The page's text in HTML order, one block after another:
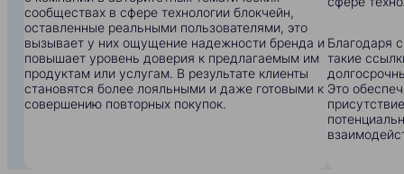
сообществах в сфере технологии блокчейн,
оставленные реальными пользователями, это
вызывает у них ощущение надежности бренда и
повышает уровень доверия к предлагаемым им
продуктам или услугам. В результате клиенты
становятся более лояльными и даже готовыми к
совершению повторных покупок.
Благодаря
такие
Это